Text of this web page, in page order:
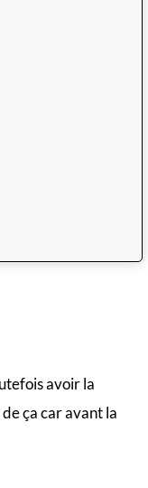
avoir la
ça car avant la